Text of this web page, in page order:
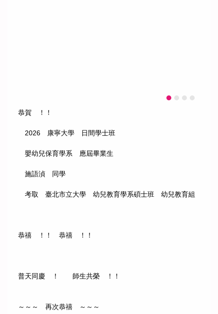
恭賀 ！！
2026 康寧大學 日間學士班
嬰幼兒保育學系 應屆畢業生
施語湞 同學
考取 臺北市立大學 幼兒教育學系碩士班 幼兒教育組
恭禧 ！！ 恭禧 ！！
普天同慶 ！ 師生共榮 ！！
～～～ 再次恭禧 ～～～